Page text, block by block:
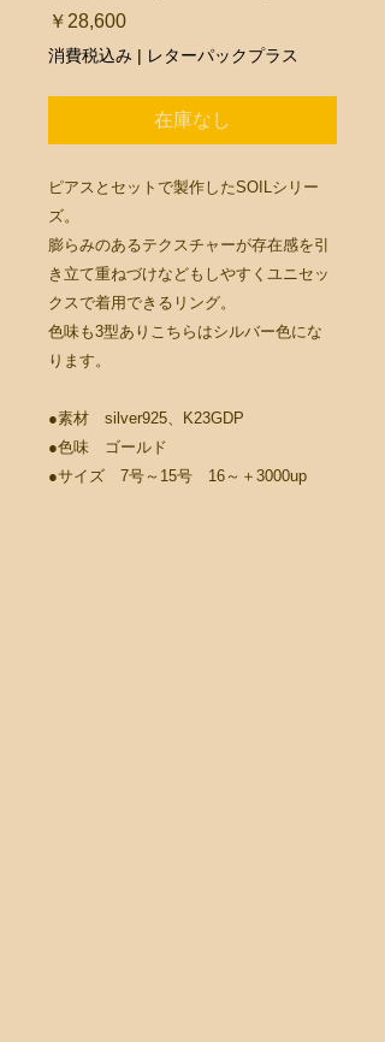
￥28,600価
格
消費税込み | レターパックプラス
在庫なし
ピアスとセットで製作したSOILシリー
ズ。
膨らみのあるテクスチャーが存在感を引
き立て重ねづけなどもしやすくユニセッ
クスで着用できるリング。
色味も3型ありこちらはシルバー色にな
ります。
●素材 silver925、K23GDP
●色味 ゴールド
●サイズ 7号～15号 16～＋3000up